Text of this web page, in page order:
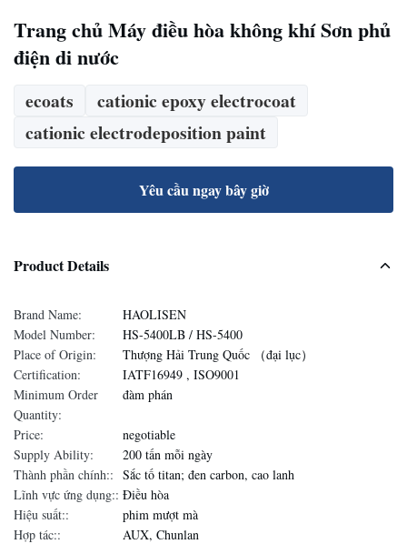
Trang chủ Máy điều hòa không khí Sơn phủ
điện di nước
ecoats
cationic epoxy electrocoat
cationic electrodeposition paint
Yêu cầu ngay bây giờ
Product Details
Brand Name:
HAOLISEN
Model Number:
HS-5400LB / HS-5400
Place of Origin:
Thượng Hải Trung Quốc （đại lục）
Certification:
IATF16949 , ISO9001
Minimum Order
Quantity:
đàm phán
Price:
negotiable
Supply Ability:
200 tấn mỗi ngày
Thành phần chính:: Sắc tố titan; đen carbon, cao lanh
Lĩnh vực ứng dụng:: Điều hòa
Hiệu suất::
phim mượt mà
Hợp tác::
AUX, Chunlan